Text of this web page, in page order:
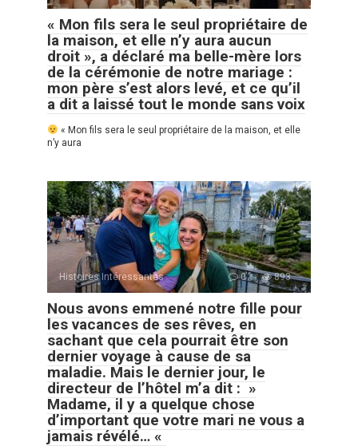
« Mon fils sera le seul propriétaire de
la maison, et elle n’y aura aucun
droit », a déclaré ma belle-mère lors
de la cérémonie de notre mariage :
mon père s’est alors levé, et ce qu’il
a dit a laissé tout le monde sans voix
« Mon fils sera le seul propriétaire de la maison, et elle
n’y aura
Histoires Intéressantes 0 893
Nous avons emmené notre fille pour
les vacances de ses rêves, en
sachant que cela pourrait être son
dernier voyage à cause de sa
maladie. Mais le dernier jour, le
directeur de l’hôtel m’a dit : »
Madame, il y a quelque chose
d’important que votre mari ne vous a
jamais révélé… «